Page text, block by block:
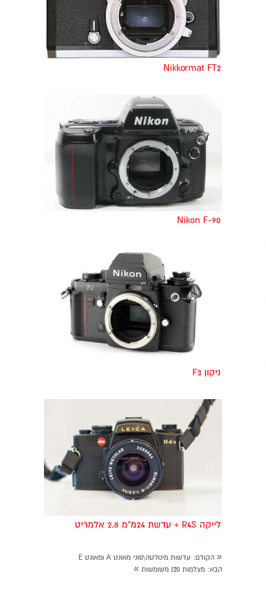
Nikkormat FT2
Nikon F-90
ניקון F3
לייקה R4S + עדשת 24מ"מ 2.8 אלמריט
« הקודם: עדשות מינולטה\סוני מאונט A ומאונט E
הבא: מצלמות 120 משומשות »